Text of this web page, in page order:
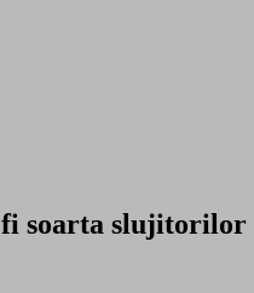
soarta slujitorilor